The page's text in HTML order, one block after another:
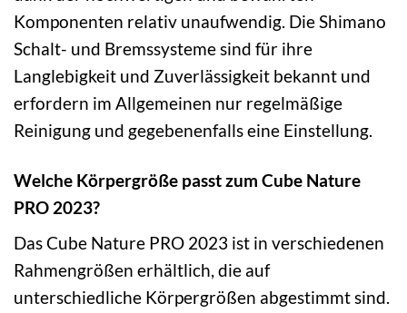
Komponenten relativ unaufwendig. Die Shimano
Schalt- und Bremssysteme sind für ihre
Langlebigkeit und Zuverlässigkeit bekannt und
erfordern im Allgemeinen nur regelmäßige
Reinigung und gegebenenfalls eine Einstellung.
Welche Körpergröße passt zum Cube Nature
PRO 2023?
Das Cube Nature PRO 2023 ist in verschiedenen
Rahmengrößen erhältlich, die auf
unterschiedliche Körpergrößen abgestimmt sind.